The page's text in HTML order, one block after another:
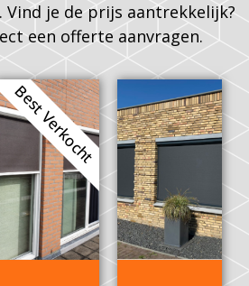
je de prijs aantrekkelijk?
een offerte aanvragen.
Best Verkocht